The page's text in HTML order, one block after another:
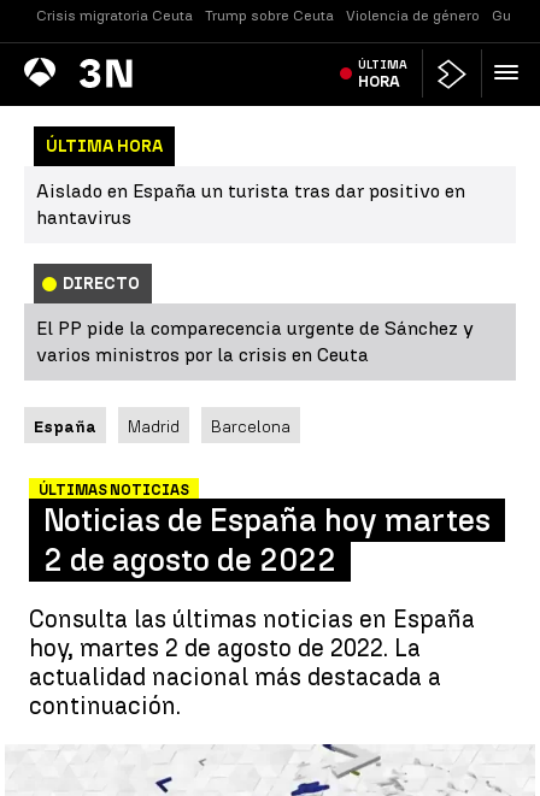
Crisis migratoria Ceuta Trump sobre Ceuta Violencia de género
Antena
3 Noticias ÚLTIMA
HORA
ÚLTIMA HORA
Aislado en España un turista tras dar positivo en
hantavirus
DIRECTO
El PP pide la comparecencia urgente de Sánchez y
varios ministros por la crisis en Ceuta
España Madrid Barcelona
ÚLTIMAS NOTICIAS
Noticias de España hoy martes
2 de agosto de 2022
Consulta las últimas noticias en España
hoy, martes 2 de agosto de 2022. La
actualidad nacional más destacada a
continuación.
Noticias de España hoy martes 2 de agosto de 2022 | Antena 3
Noticias